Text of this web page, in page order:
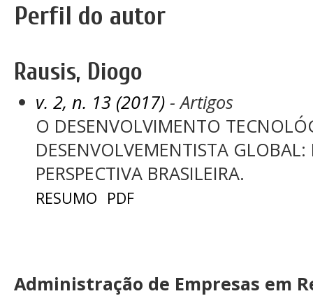
Perfil do autor
Rausis, Diogo
v. 2, n. 13 (2017) - Artigos
O DESENVOLVIMENTO
DESENVOLVEMENTISTA
PERSPECTIVA BRASILEIRA.
RESUMO PDF
Administração de Empresas em